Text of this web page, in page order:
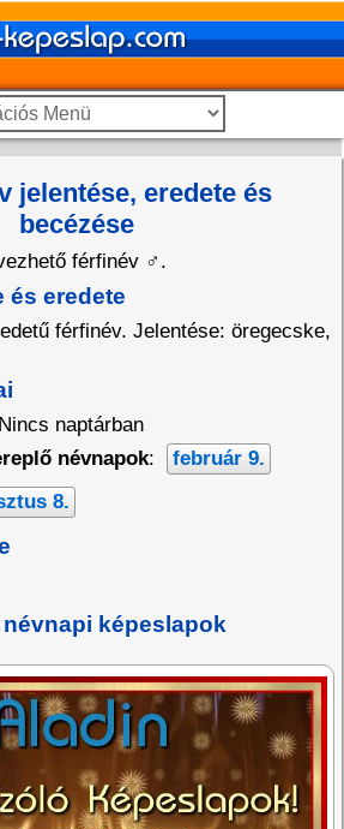
jelentése, eredete és
becézése
férfinév ♂ .
és eredete
férfinév. Jelentése: öregecske,
naptárban
névnapok:
február 9.
8.
képeslapok